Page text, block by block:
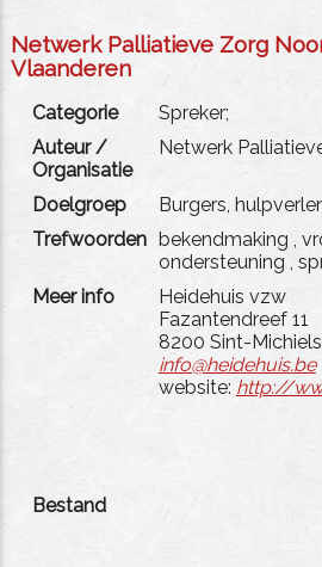
Netwerk Palliatieve Zorg
Vlaanderen
Categorie
Spreker;
Auteur /
Organisatie
Netwerk
Doelgroep
Burgers,
Trefwoorden bekendmaking
ondersteuning
Meer info
Heidehuis vzw
Fazantendreef 11
8200 Sint-
info@heidehuis.be
website: http://
Bestand